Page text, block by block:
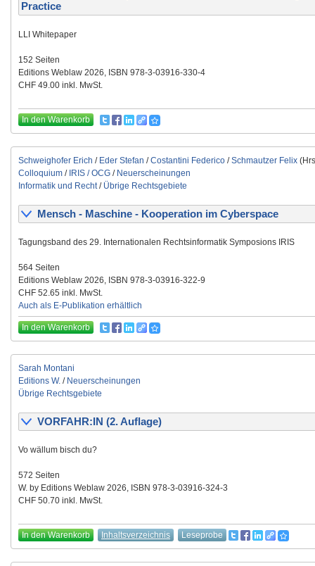
Practice
LLI Whitepaper
152 Seiten
Editions Weblaw 2026, ISBN 978-3-03916-330-4
CHF 49.00 inkl. MwSt.
In den Warenkorb
Schweighofer Erich / Eder Stefan /Costantini Federico /Schmautzer Felix
Colloquium / IRIS / OCG / Neuerscheinungen
Informatik und Recht/ Übrige Rechtsgebiete
Mensch - Maschine - Kooperation im Cyberspace
Tagungsband des 29. Internationalen Rechtsinformatik Symposions IRIS
564 Seiten
Editions Weblaw 2026, ISBN 978-3-03916-322-9
CHF 52.65 inkl. MwSt.
Auch als E-Publikation erhältlich
In den Warenkorb
Sarah Montani
Editions W. / Neuerscheinungen
Übrige Rechtsgebiete
VORFAHR:IN (2. Auflage)
Vo wällum bisch du?
572 Seiten
W. by Editions Weblaw 2026, ISBN 978-3-03916-324-3
CHF 50.70 inkl. MwSt.
In den Warenkorb Inhaltsverzeichnis Leseprobe